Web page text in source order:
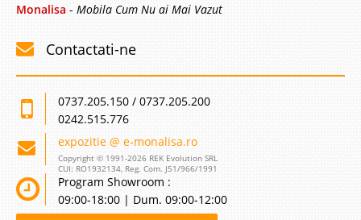
Monalisa - Mobila Cum Nu ai Mai Vazut
Contactati-ne
0737.205.150 / 0737.205.200
0242.515.776
expozitie @ e-monalisa.ro
Copyright © 1991-2026 REK Evolution SRL
CUI: RO1932134, Reg. Com. J51/966/1991
Program Showroom :
09:00-18:00 | Dum. 09:00-12:00